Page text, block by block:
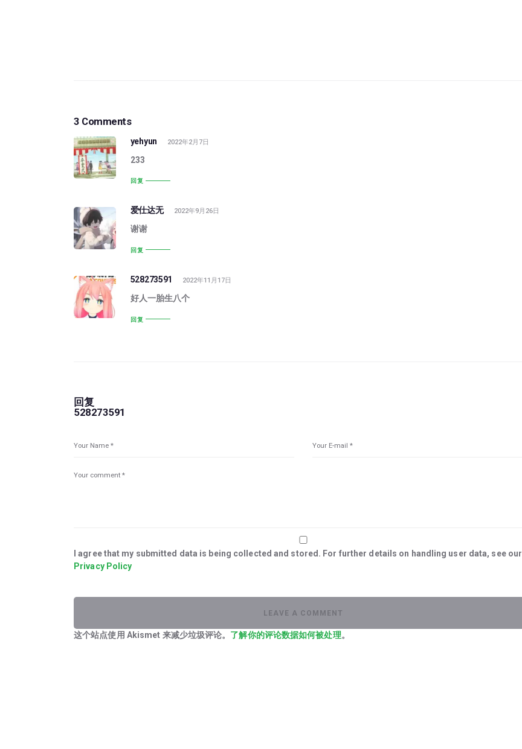
3 Comments
yehyun 2022年2月7日
233
回复
爱仕达无 2022年9月26日
谢谢
回复
528273591 2022年11月17日
好人一胎生八个
回复
回复
528273591
I agree that my submitted data is being collected and stored. For further details on handling user data, see our
Privacy Policy
这个站点使用 Akismet 来减少垃圾评论。 了解你的评论数据如何被处理。